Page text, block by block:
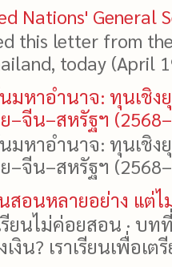
Nations' General
this letter from
today (April
มหาอำนาจ: ทุนเชิง
–จีน–สหรัฐฯ
มหาอำนาจ: ทุนเชิง
–จีน–สหรัฐฯ
สอนหลายอย่าง แต่ไ
รียนไม่ค่อยสอน · บ
งิน? เราเรียนเพื่อเต